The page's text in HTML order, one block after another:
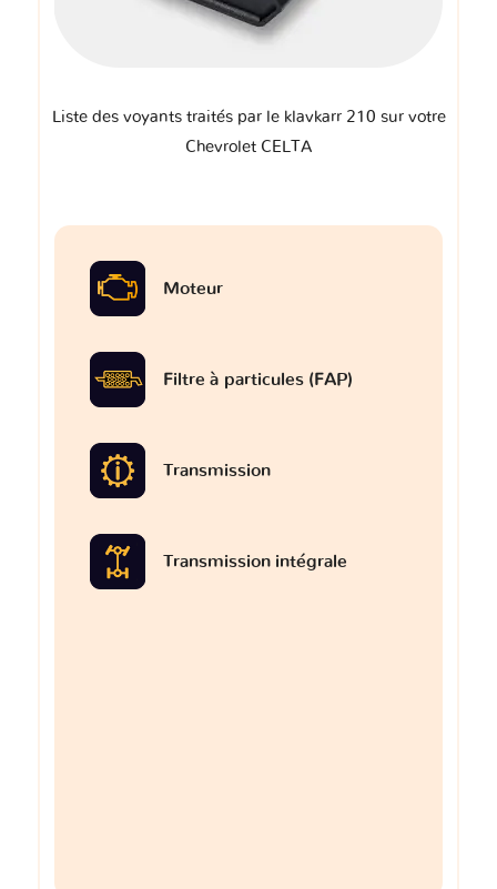
Liste des voyants traités par le klavkarr 210 sur votre
Chevrolet CELTA
Moteur
Filtre à particules (FAP)
Transmission
Transmission intégrale